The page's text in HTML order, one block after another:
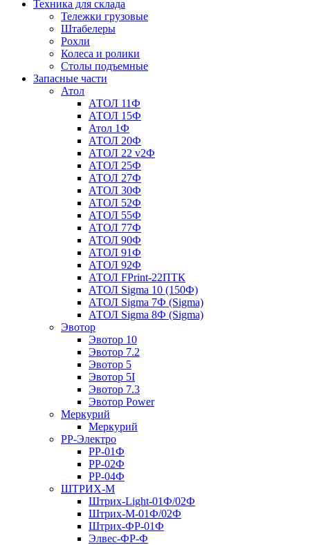
Техника для склада
Тележки грузовые
Штабелеры
Рохли
Колеса и ролики
Столы подъемные
Запасные части
Атол
АТОЛ 11Ф
АТОЛ 15Ф
Атол 1Ф
АТОЛ 20Ф
АТОЛ 22 v2Ф
АТОЛ 25Ф
АТОЛ 27Ф
АТОЛ 30Ф
АТОЛ 52Ф
АТОЛ 55Ф
АТОЛ 77Ф
АТОЛ 90Ф
АТОЛ 91Ф
АТОЛ 92Ф
АТОЛ FPrint-22ПТК
АТОЛ Sigma 10 (150Ф)
АТОЛ Sigma 7Ф (Sigma)
АТОЛ Sigma 8Ф (Sigma)
Эвотор
Эвотор 10
Эвотор 7.2
Эвотор 5
Эвотор 5I
Эвотор 7.3
Эвотор Power
Меркурий
Меркурий
РР-Электро
РР-01Ф
РР-02Ф
РР-04Ф
ШТРИХ-М
Штрих-Light-01Ф/02Ф
Штрих-М-01Ф/02Ф
Штрих-ФР-01Ф
Элвес-ФР-Ф